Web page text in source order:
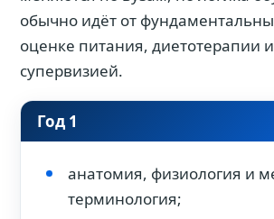
обычно идёт от
оценке питания, диетотерапии
супервизией.
Год 1
анатомия, физиология и
терминология;